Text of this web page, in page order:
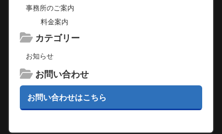
事務所のご案内
料金案内
カテゴリー
お知らせ
お問い合わせ
お問い合わせはこちら